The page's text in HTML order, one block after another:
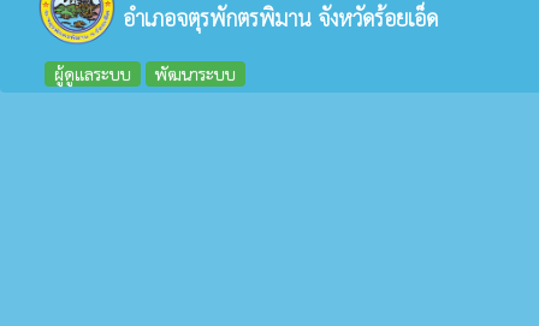
อำเภอจตุรพักตรพิมาน จังหวัดร้อยเอ็ด
ผู้ดูแลระบบ พัฒนาระบบ